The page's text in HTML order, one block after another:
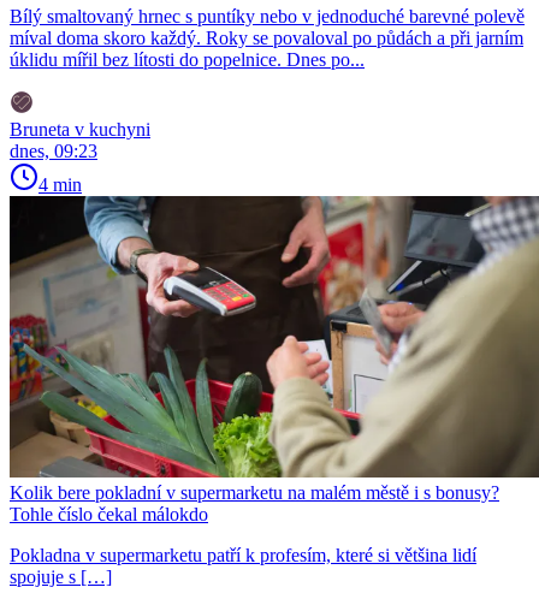
Bílý smaltovaný hrnec s puntíky nebo v jednoduché barevné polevě
míval doma skoro každý. Roky se povaloval po půdách a při jarním
úklidu mířil bez lítosti do popelnice. Dnes po...
Bruneta v kuchyni
dnes, 09:23
4 min
Kolik bere pokladní v supermarketu na malém městě i s bonusy?
Tohle číslo čekal málokdo
Pokladna v supermarketu patří k profesím, které si většina lidí
spojuje s […]